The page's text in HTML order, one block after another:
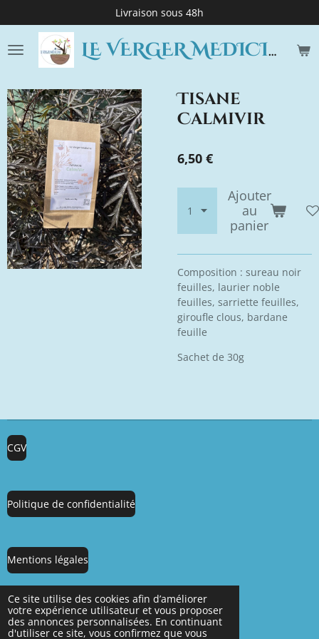
Ce site utilise des cookies afin d’améliorer
votre expérience utilisateur et vous proposer
des annonces personnalisées. En continuant
d'utiliser ce site, vous confirmez que vous
au
contenu
principal
LE VERGER MEDICINE
Livraison sous 48h
Tisane
Calmivir
6,50 €
Ajouter
au
panier
Composition : sureau noir
feuilles, laurier noble
feuilles, sarriette feuilles,
giroufle clous, bardane
feuille
Sachet de 30g
CGV
Politique de confidentialité
Mentions légales
Partager Partager Partager Partager
F